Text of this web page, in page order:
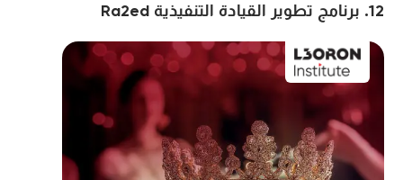
12. برنامج تطوير القيادة التنفيذية Ra2ed